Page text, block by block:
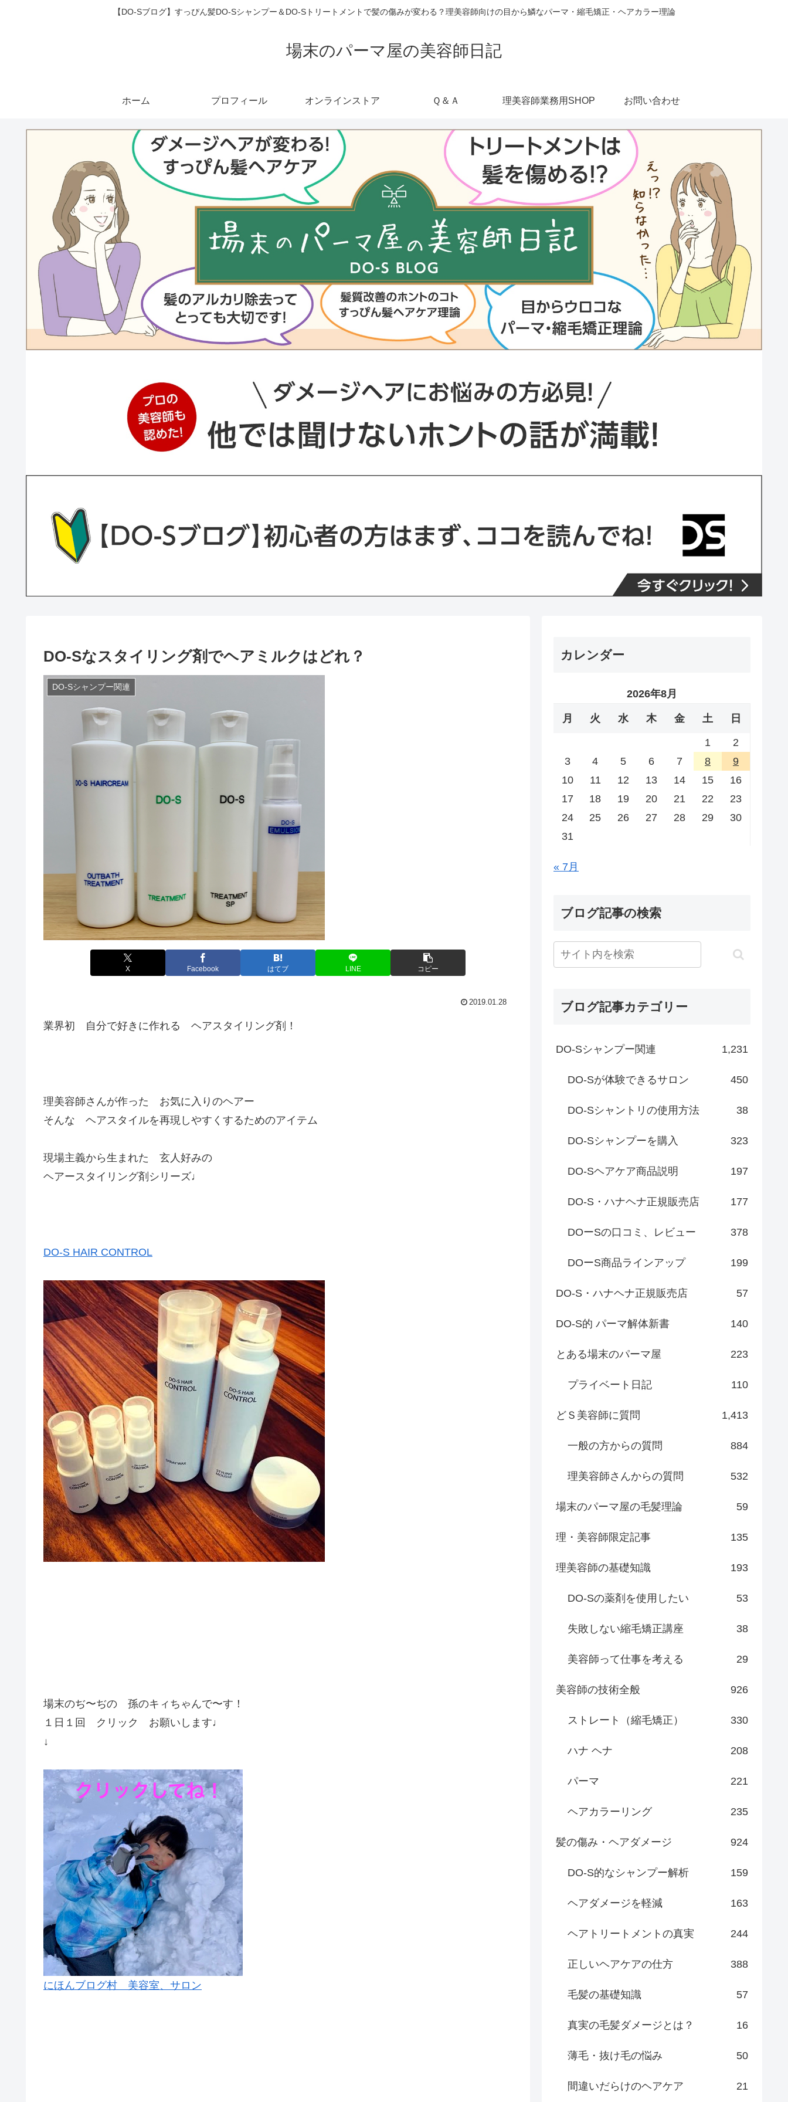
【DO-Sブログ】すっぴん髪DO-Sシャンプー＆DO-Sトリートメントで髪の傷みが変わる？理美容師向けの目から鱗なパーマ・縮毛矯正・ヘアカラー理論
場末のパーマ屋の美容師日記
ホーム プロフィール オンラインストア Ｑ＆Ａ 理美容師業務用SHOP お問い合わせ
DO-Sなスタイリング剤でヘアミルクはどれ？
DO-Sシャンプー関連
X Facebook はてブ LINE コピー
2019.01.28
業界初 自分で好きに作れる ヘアスタイリング剤！
理美容師さんが作った お気に入りのヘアー
そんな ヘアスタイルを再現しやすくするためのアイテム
現場主義から生まれた 玄人好みの
ヘアースタイリング剤シリーズ♩
DO-S HAIR CONTROL
場末のぢ〜ぢの 孫のキィちゃんで〜す！
１日１回 クリック お願いします♩
↓
にほんブログ村 美容室、サロン
カレンダー
2026年8月
月 火 水 木 金 土 日
1
2
3
4 5 6 7 8
9
10
11 12 13 14 15
16
17
18 19 20 21 22
23
24
25 26 27 28 29
30
31
« 7月
ブログ記事の検索
ブログ記事カテゴリー
DO-Sシャンプー関連 1,231
DO-Sが体験できるサロン 450
DO-Sシャントリの使用方法 38
DO-Sシャンプーを購入 323
DO-Sヘアケア商品説明 197
DO-S・ハナヘナ正規販売店 177
DOーSの口コミ、レビュー 378
DOーS商品ラインアップ 199
DO-S・ハナヘナ正規販売店 57
DO-S的 パーマ解体新書 140
とある場末のパーマ屋 223
プライベート日記 110
どＳ美容師に質問 1,413
一般の方からの質問 884
理美容師さんからの質問 532
場末のパーマ屋の毛髪理論 59
理・美容師限定記事 135
理美容師の基礎知識 193
DO-Sの薬剤を使用したい 53
失敗しない縮毛矯正講座 38
美容師って仕事を考える 29
美容師の技術全般 926
ストレート（縮毛矯正） 330
ハナ ヘナ 208
パーマ 221
ヘアカラーリング 235
髪の傷み・ヘアダメージ 924
DO-S的なシャンプー解析 159
ヘアダメージを軽減 163
ヘアトリートメントの真実 244
正しいヘアケアの仕方 388
毛髪の基礎知識 57
真実の毛髪ダメージとは？ 16
薄毛・抜け毛の悩み 50
間違いだらけのヘアケア 21